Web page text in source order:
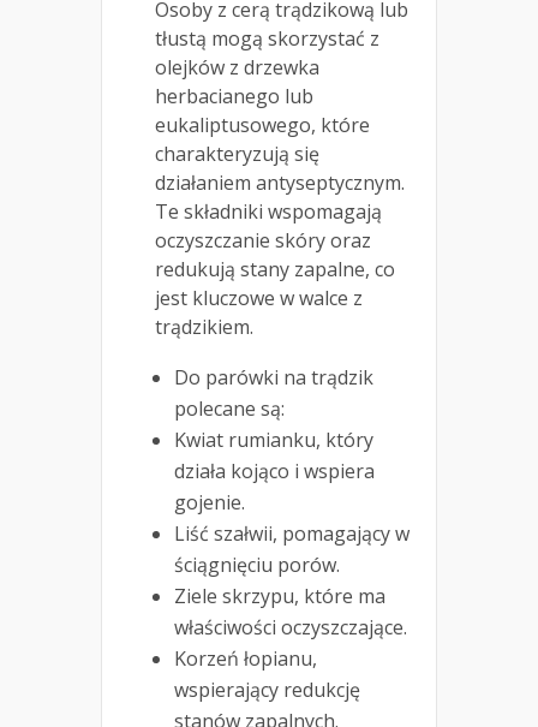
Osoby z cerą trądzikową lub
tłustą mogą skorzystać z
olejków z drzewka
herbacianego lub
eukaliptusowego, które
charakteryzują się
działaniem antyseptycznym.
Te składniki wspomagają
oczyszczanie skóry oraz
redukują stany zapalne, co
jest kluczowe w walce z
trądzikiem.
Do parówki na trądzik
polecane są:
Kwiat rumianku, który
działa kojąco i wspiera
gojenie.
Liść szałwii, pomagający w
ściągnięciu porów.
Ziele skrzypu, które ma
właściwości oczyszczające.
Korzeń łopianu,
wspierający redukcję
stanów zapalnych.